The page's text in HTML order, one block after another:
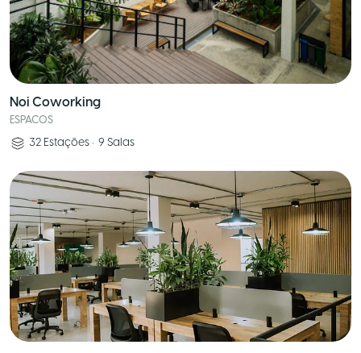
Noi Coworking
ESPACOS
32 Estações • 9 Salas